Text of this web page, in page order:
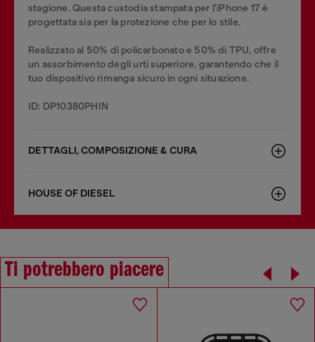
stagione. Questa custodia stampata per l'iPhone 17 è
progettata sia per la protezione che per lo stile.
Realizzato al 50% di policarbonato e 50% di TPU, offre
un assorbimento degli urti superiore, garantendo che il
tuo dispositivo rimanga sicuro in ogni situazione.
ID: DP10380PHIN
DETTAGLI, COMPOSIZIONE & CURA
HOUSE OF DIESEL
Ti potrebbero piacere